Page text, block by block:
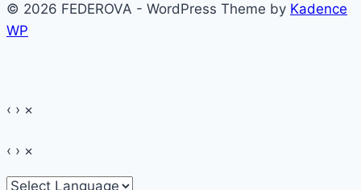
© 2026 FEDEROVA - WordPress Theme by Kadence
WP
‹ › ×
‹ › ×